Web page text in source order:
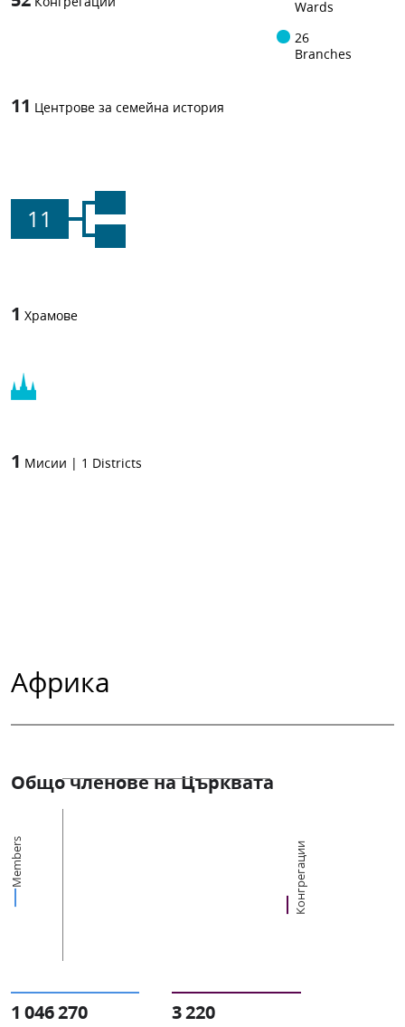
Wards
26
Branches
11 Центрове за семейна история
11
1 Храмове
1 Мисии | 1 Districts
Африка
Общо членове на Църквата
Members Конгрегации
1 046 270 3 220